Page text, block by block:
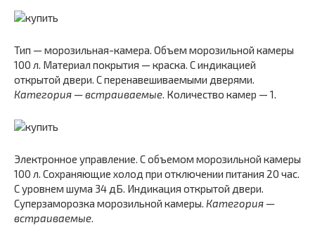
Тип — морозильная-камера. Объем морозильной камеры
100 л. Материал покрытия — краска. С индикацией
открытой двери. С перенавешиваемыми дверями.
Категория — встраиваемые. Количество камер — 1.
Электронное управление. С объемом морозильной камеры
100 л. Сохраняющие холод при отключении питания 20 час.
С уровнем шума 34 дБ. Индикация открытой двери.
Суперзаморозка морозильной камеры. Категория —
встраиваемые.